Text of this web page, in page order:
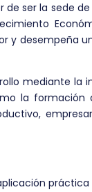
de ser la sede
y desempeña
mediante la
la formación